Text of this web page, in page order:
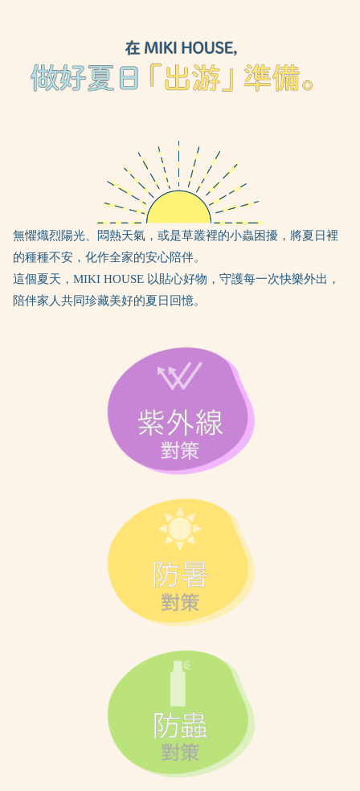
無懼熾烈陽光、悶熱天氣，或是草叢裡的小蟲困擾，將夏日裡
的種種不安，化作全家的安心陪伴。
這個夏天，MIKI HOUSE 以貼心好物，守護每一次快樂外出，
陪伴家人共同珍藏美好的夏日回憶。